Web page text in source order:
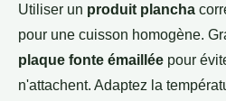
Utiliser un produit plancha
pour une cuisson homogène.
plaque fonte émaillée pour
n'attachent. Adaptez la